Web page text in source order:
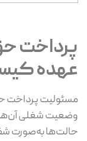
پرداخت
عهده
مسئولیت پرداخت
وضعیت شغلی آن‌ها
حالت‌ها به‌صورت